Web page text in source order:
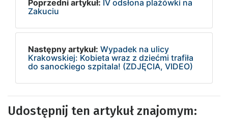
Poprzedni artykuł: IV odsłona plażówki na
Zakuciu
Następny artykuł: Wypadek na ulicy
Krakowskiej: Kobieta wraz z dziećmi trafiła
do sanockiego szpitala! (ZDJĘCIA, VIDEO)
Udostępnij ten artykuł znajomym: